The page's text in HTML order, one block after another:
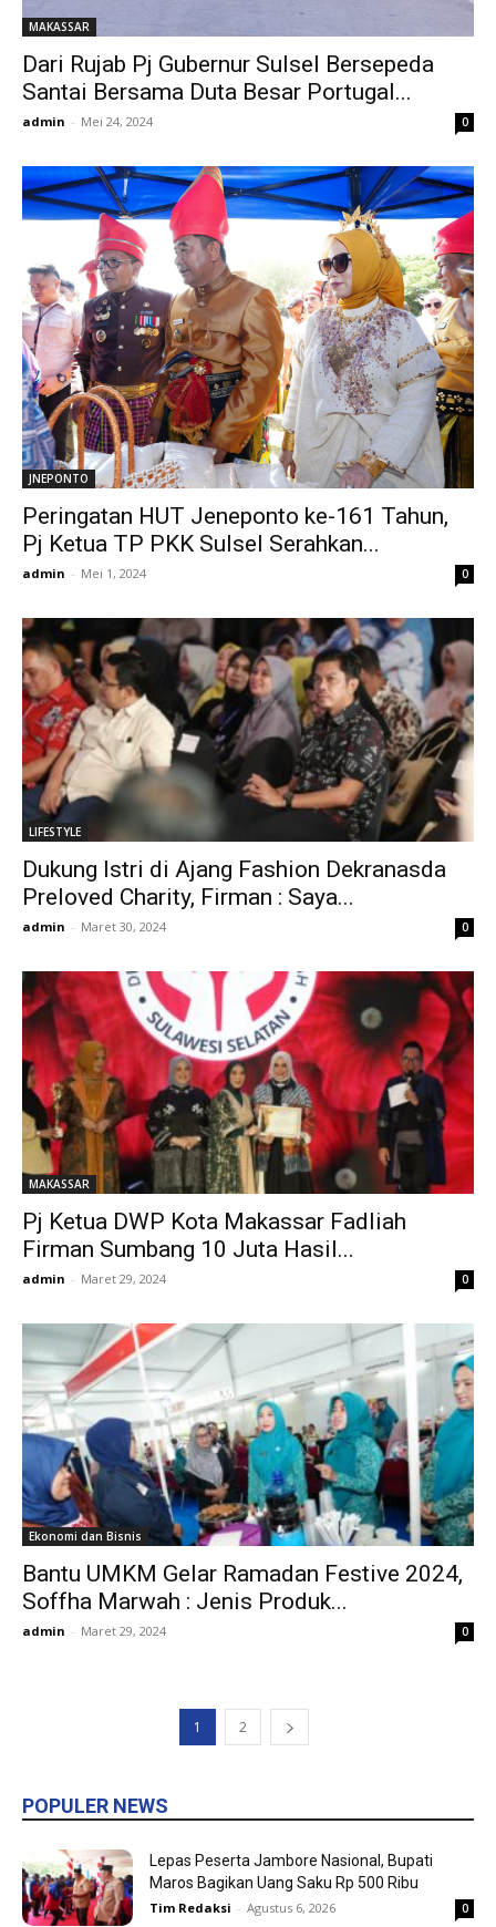
MAKASSAR
Dari Rujab Pj Gubernur Sulsel Bersepeda
Santai Bersama Duta Besar Portugal...
admin - Mei 24, 2024 0
JNEPONTO
Peringatan HUT Jeneponto ke-161 Tahun,
Pj Ketua TP PKK Sulsel Serahkan...
admin - Mei 1, 2024 0
LIFESTYLE
Dukung Istri di Ajang Fashion Dekranasda
Preloved Charity, Firman : Saya...
admin - Maret 30, 2024 0
MAKASSAR
Pj Ketua DWP Kota Makassar Fadliah
Firman Sumbang 10 Juta Hasil...
admin - Maret 29, 2024 0
Ekonomi dan Bisnis
Bantu UMKM Gelar Ramadan Festive 2024,
Soffha Marwah : Jenis Produk...
admin - Maret 29, 2024 0
1 2
POPULER NEWS
Lepas Peserta Jambore Nasional, Bupati
Maros Bagikan Uang Saku Rp 500 Ribu
Tim Redaksi - Agustus 6, 2026 0